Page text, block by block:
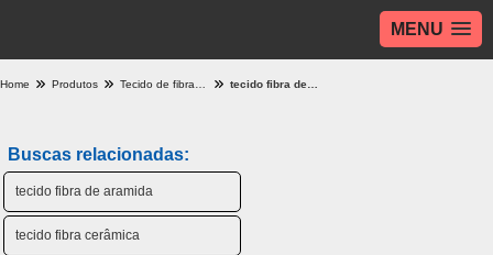
MENU
Home Produtos
Buscas relacionadas:
tecido fibra de aramida
tecido fibra cerâmica